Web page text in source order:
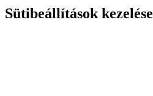
Sütibeállítások kezelése